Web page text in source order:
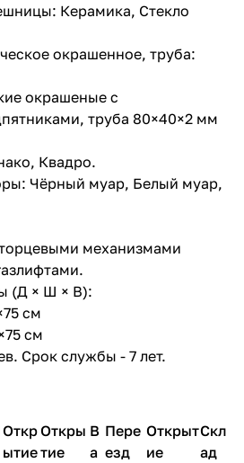
Керамика, Стекло
окрашенное, труба:
окрашеные с
труба 80×40×2 мм
Квадро.
Чёрный муар, Белый муар,
механизмами
(Д × Ш × В):
см
см
Срок службы - 7 лет.
Откр
ытие
Откры
тие
В
а
Пере
езд
Открыт
ие
Скл
ад